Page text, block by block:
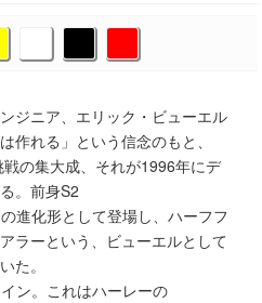
ジニア、エリック・ビューエル
作れる」という信念のもと、
の集大成、それが1996年にデ
。前身S2
進化形として登場し、ハーフフ
ラーという、ビューエルとして
た。
ン。これはハーレーの